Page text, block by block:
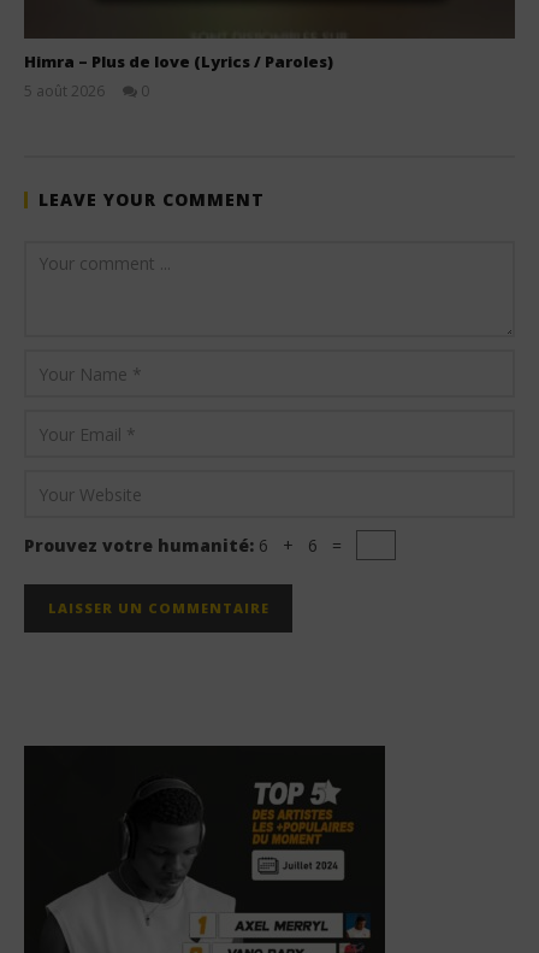
Himra – Plus de love (Lyrics / Paroles)
5 août 2026
0
LEAVE YOUR COMMENT
Prouvez votre humanité: 6 + 6 =